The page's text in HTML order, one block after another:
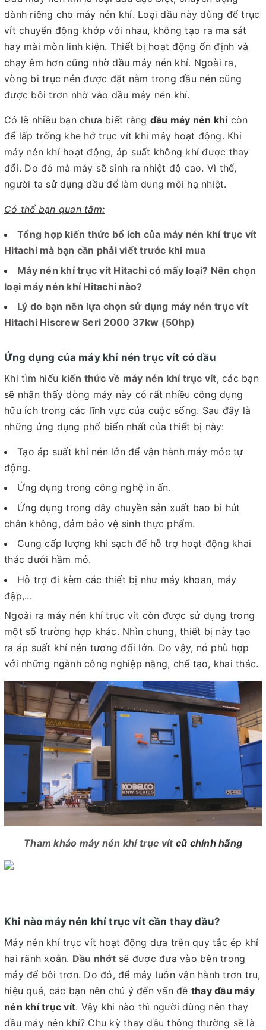
dành riêng cho máy nén khí. Loại dầu này dùng để trục
vít chuyển động khớp với nhau, không tạo ra ma sát
hay mài mòn linh kiện. Thiết bị hoạt động ổn định và
chạy êm hơn cũng nhờ dầu máy nén khí. Ngoài ra,
vòng bi trục nén được đặt nằm trong đầu nén cũng
được bôi trơn nhờ vào dầu máy nén khí.
Có lẽ nhiều bạn chưa biết rằng dầu máy nén khícòn
để lấp trống khe hở trục vít khi máy hoạt động. Khi
máy nén khí hoạt động, áp suất không khí được thay
đổi. Do đó mà máy sẽ sinh ra nhiệt độ cao. Vì thế,
người ta sử dụng dầu để làm dung môi hạ nhiệt.
Có thể bạn quan tâm:
Tổng hợp kiến thức bổ ích của máy nén khí trục vít
Hitachi mà bạn cần phải viết trước khi mua
Máy nén khí trục vít Hitachi có mấy loại? Nên chọn
loại máy nén khí Hitachi nào?
Lý do bạn nên lựa chọn sử dụng máy nén trục vít
Hitachi Hiscrew Seri 2000 37kw (50hp)
Ứng dụng của máy khí nén trục vít có dầu
Khi tìm hiểu kiến thức về máy nén khí trục vít, các bạn
sẽ nhận thấy dòng máy này có rất nhiều công dụng
hữu ích trong các lĩnh vực của cuộc sống. Sau đây là
những ứng dụng phổ biến nhất của thiết bị này:
Tạo áp suất khí nén lớn để vận hành máy móc tự
động.
Ứng dụng trong công nghệ in ấn.
Ứng dụng trong dây chuyền sản xuất bao bì hút
chân không, đảm bảo vệ sinh thực phẩm.
Cung cấp lượng khí sạch để hỗ trợ hoạt động khai
thác dưới hầm mỏ.
Hỗ trợ đi kèm các thiết bị như máy khoan, máy
đập,...
Ngoài ra máy nén khí trục vít còn được sử dụng trong
một số trường hợp khác. Nhìn chung, thiết bị này tạo
ra áp suất khí nén tương đối lớn. Do vậy, nó phù hợp
với những ngành công nghiệp nặng, chế tạo, khai thác.
Tham khảo máy nén khí trục vítcũ chính hãng
Khi nào máy nén khí trục vít cần thay dầu?
Máy nén khí trục vít hoạt động dựa trên quy tắc ép khí
hai rãnh xoắn. Dầu nhớtsẽ được đưa vào bên trong
máy để bôi trơn. Do đó, để máy luôn vận hành trơn tru,
hiệu quả, các bạn nên chú ý đến vấn đề thay dầu máy
nén khí trục vít. Vậy khi nào thì người dùng nên thay
dầu máy nén khí? Chu kỳ thay dầu thông thường sẽ là